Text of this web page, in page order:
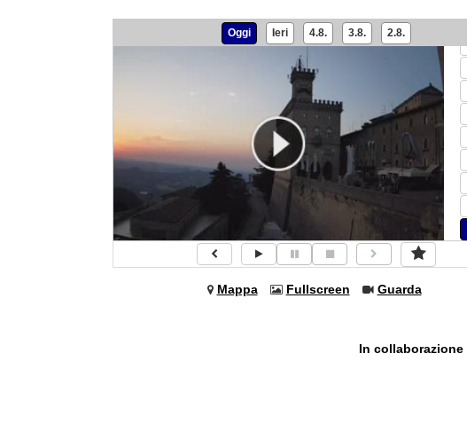
Oggi Ieri 4.8. 3.8. 2.8.
Mappa Fullscreen Guarda
In collaborazione